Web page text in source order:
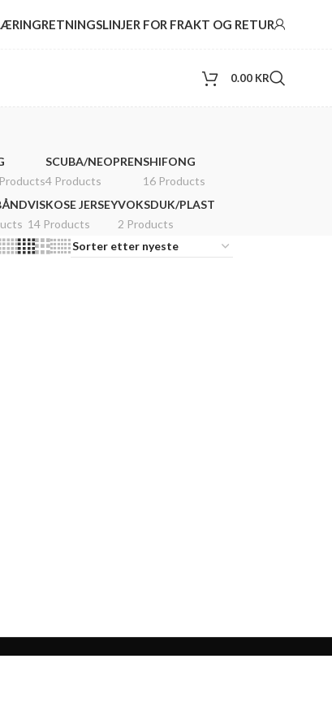
RETNINGSLINJER FOR FRAKT OG RETUR
0.00 KR
SCUBA/NEOPREN
4 Products
SHIFONG
16 Products
VISKOSE JERSEY
14 Products
VOKSDUK/PLAST
2 Products